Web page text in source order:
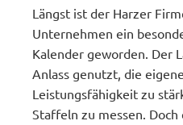
Längst ist der Harzer
Unternehmen ein
Kalender geworden. Der
Anlass genutzt, die
Leistungsfähigkeit zu
Staffeln zu messen.
Videos